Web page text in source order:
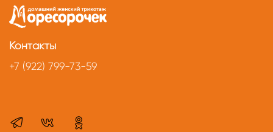
Контакты
+7 (922) 799-73-59